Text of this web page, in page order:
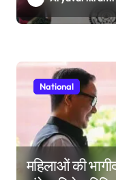
National
महिलाओं की